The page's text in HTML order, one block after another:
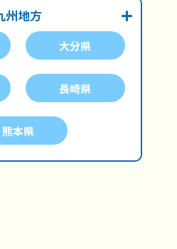
州地方
大分県
長崎県
熊本県